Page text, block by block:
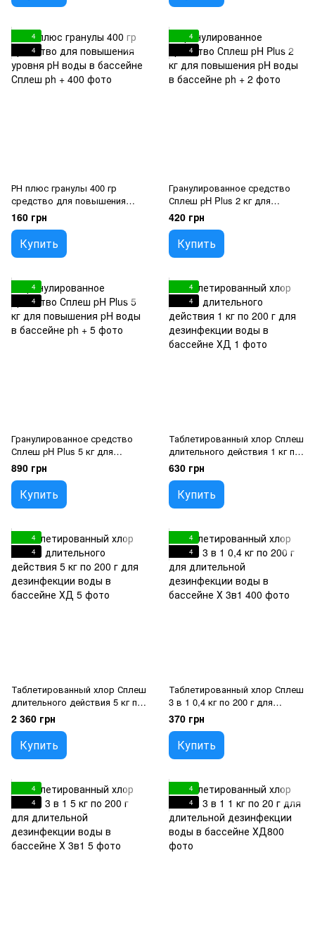
4
4
РН плюс гранулы 400 гр
средство для повышения
уровня рН воды в бассейне
Сплеш
160 грн
Купить
4
4
Гранулированное средство
Сплеш pH Plus 2 кг для
повышения pH воды в
бассейне
420 грн
Купить
4
4
Гранулированное средство
Сплеш pH Plus 5 кг для
повышения pH воды в
бассейне
890 грн
Купить
4
4
Таблетированный хлор Сплеш
длительного действия 1 кг по
200 г для дезинфекции воды в
бассейне
630 грн
Купить
4
4
Таблетированный хлор Сплеш
длительного действия 5 кг по
200 г для дезинфекции воды в
бассейне
2 360 грн
Купить
4
4
Таблетированный хлор Сплеш
3 в 1 0,4 кг по 200 г для
длительной дезинфекции
воды в бассейне
370 грн
Купить
4
4
4
4